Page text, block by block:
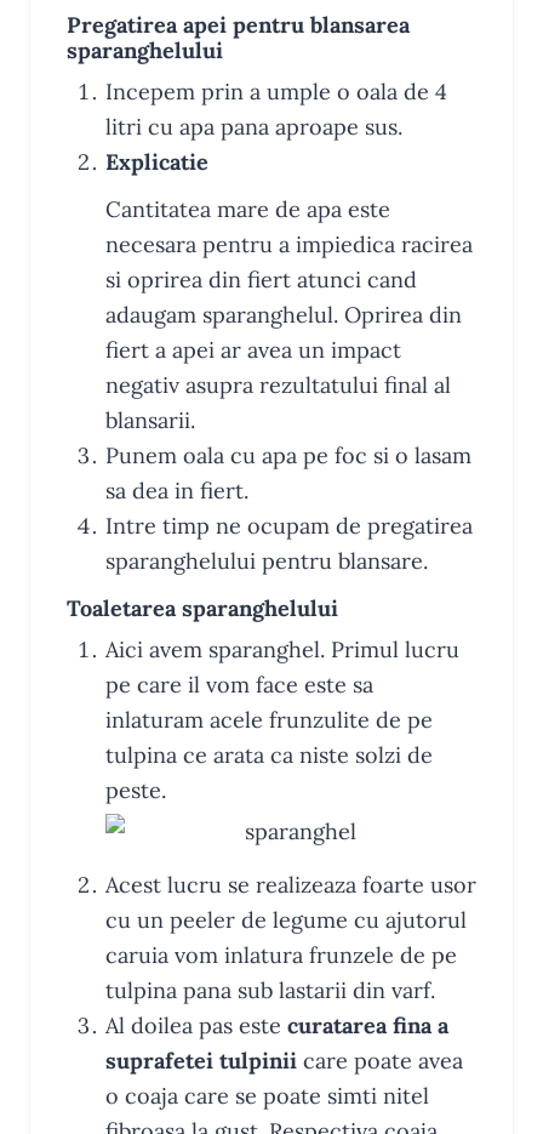
Pregatirea apei pentru blansarea
sparanghelului
Incepem prin a umple o oala de 4
litri cu apa pana aproape sus.
Explicatie
Cantitatea mare de apa este
necesara pentru a impiedica racirea
si oprirea din fiert atunci cand
adaugam sparanghelul. Oprirea din
fiert a apei ar avea un impact
negativ asupra rezultatului final al
blansarii.
Punem oala cu apa pe foc si o lasam
sa dea in fiert.
Intre timp ne ocupam de pregatirea
sparanghelului pentru blansare.
Toaletarea sparanghelului
Aici avem sparanghel. Primul lucru
pe care il vom face este sa
inlaturam acele frunzulite de pe
tulpina ce arata ca niste solzi de
peste.
Acest lucru se realizeaza foarte usor
cu un peeler de legume cu ajutorul
caruia vom inlatura frunzele de pe
tulpina pana sub lastarii din varf.
Al doilea pas este curatarea fina a
suprafetei tulpinii care poate avea
o coaja care se poate simti nitel